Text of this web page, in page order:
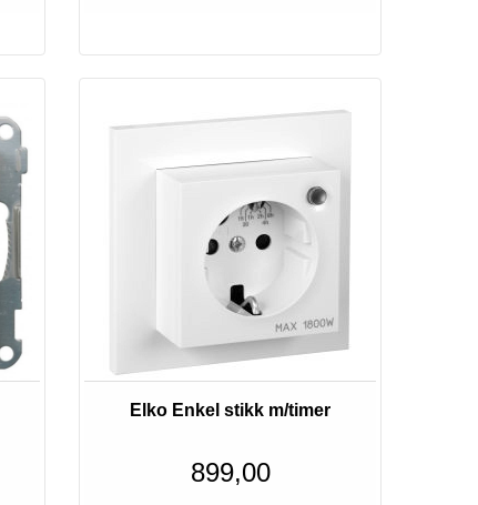
Bestillingsvare
Elko Enkel stikk m/timer
899,00